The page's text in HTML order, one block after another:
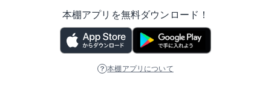
本棚アプリを無料ダウンロード！
本棚アプリについて